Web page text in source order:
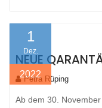
1
Dez.
2022
NEUE
Petra Rüping
Ab dem 30.